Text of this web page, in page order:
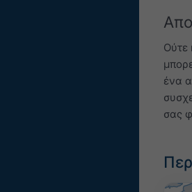
Ούτε
ένα
σας